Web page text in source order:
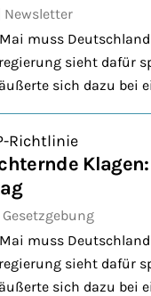
Newsletter
muss
sieht dafür
sich dazu bei
Richtlinie
Gesetzgebung
muss
sieht dafür
sich dazu bei